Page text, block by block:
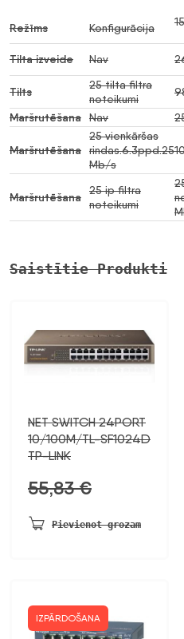
Režīms Konfigurācija
Tilta izveide Nav
Tilts
25 tilta filtra
noteikumi
Maršrutēšana Nav
Maršrutēšana
25 vienkāršas
rindas.6.3ppd.25
Mb/s
Maršrutēšana
25 ip filtra
noteikumi
Saistītie Produkti
NET SWITCH 24PORT
10/100M/TL-SF1024D
TP-LINK
55,83€
Pievienot grozam
IZPĀRDOŠANA